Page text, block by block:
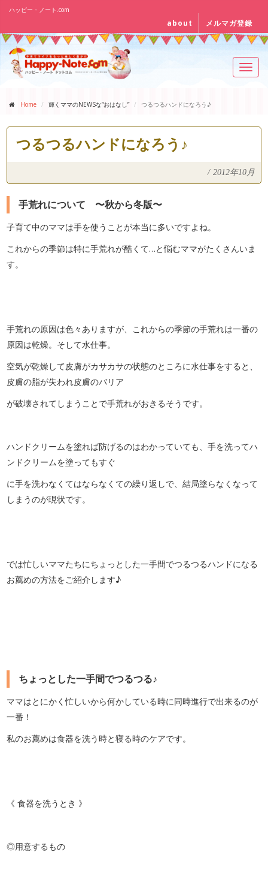
ハッピー・ノート.com
about メルマガ登録
Home 輝くママのNEWSな“おはなし” つるつるハンドになろう♪
つるつるハンドになろう♪
/ 2012年10月
手荒れについて 〜秋から冬版〜
子育て中のママは手を使うことが本当に多いですよね。
これからの季節は特に手荒れが酷くて…と悩むママがたくさんいま
す。
手荒れの原因は色々ありますが、これからの季節の手荒れは一番の
原因は乾燥。そして水仕事。
空気が乾燥して皮膚がカサカサの状態のところに水仕事をすると、
皮膚の脂が失われ皮膚のバリア
が破壊されてしまうことで手荒れがおきるそうです。
ハンドクリームを塗れば防げるのはわかっていても、手を洗ってハ
ンドクリームを塗ってもすぐ
に手を洗わなくてはならなくての繰り返しで、結局塗らなくなって
しまうのが現状です。
では忙しいママたちにちょっとした一手間でつるつるハンドになる
お薦めの方法をご紹介します♪
ちょっとした一手間でつるつる♪
ママはとにかく忙しいから何かしている時に同時進行で出来るのが
一番！
私のお薦めは食器を洗う時と寝る時のケアです。
《 食器を洗うとき 》
◎用意するもの